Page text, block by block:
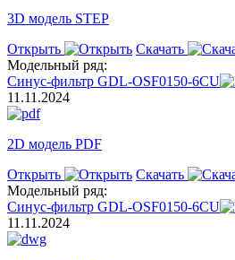
3D модель STEP
Открыть
Скачать
Модельный ряд:
Синус-фильтр GDL-OSF0150-6CU
11.11.2024
2D модель PDF
Открыть
Скачать
Модельный ряд:
Синус-фильтр GDL-OSF0150-6CU
11.11.2024